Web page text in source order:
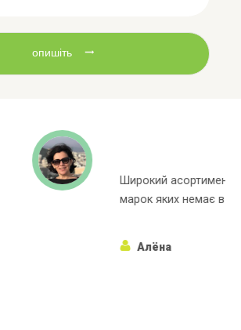
опишіть
Широкий асортиментний ряд, багато
марок яких немає в інших магазинах!